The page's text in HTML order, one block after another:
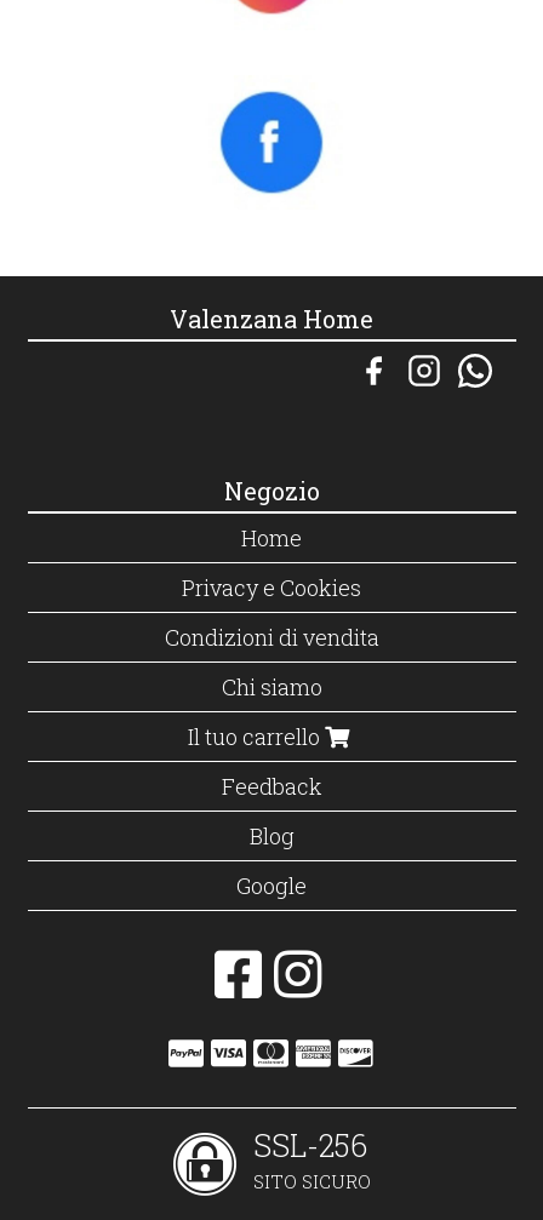
Valenzana Home
Negozio
Home
Privacy e Cookies
Condizioni di vendita
Chi siamo
Il tuo carrello
Feedback
Blog
Google
SSL-256
SITO SICURO